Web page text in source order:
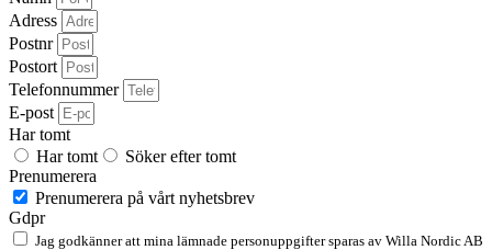
Adress
Postnr
Postort
Telefonnummer
E-post
Har tomt
Har tomt
Söker efter tomt
Prenumerera
Prenumerera på vårt nyhetsbrev
Gdpr
Jag godkänner att mina lämnade personuppgifter sparas av Willa Nordic AB